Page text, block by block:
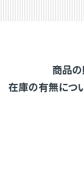
商品の
在庫の有無につ